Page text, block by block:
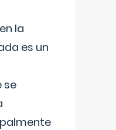
la
es un
se